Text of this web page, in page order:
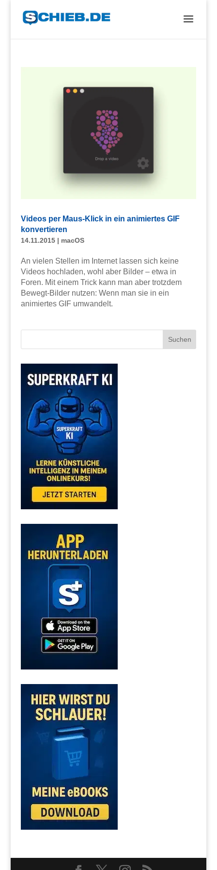
Videos per Maus-Klick in ein animiertes GIF
konvertieren
14.11.2015| macOS
An vielen Stellen im Internet lassen sich keine
Videos hochladen, wohl aber Bilder – etwa in
Foren. Mit einem Trick kann man aber trotzdem
Bewegt-Bilder nutzen: Wenn man sie in ein
animiertes GIF umwandelt.